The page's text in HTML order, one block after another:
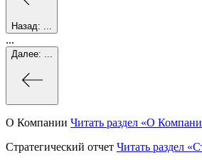
Назад:
...
Далее:
О Компании Читать раздел «О
Стратегический отчет Читать раздел